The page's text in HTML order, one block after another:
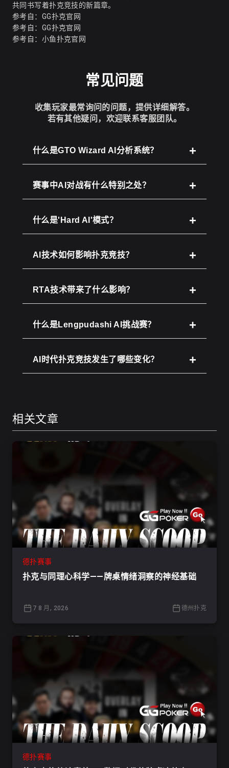
共同书写着扑克竞技的新篇章。
参考自： GG扑克官网
参考自： GG扑克官网
参考自： 小鱼扑克官网
常见问题
收集玩家最常询问的问题，提供详细解答。
若有其他疑问，欢迎联系客服团队。
什么是GTO Wizard AI分析系统？
赛事中AI对战有什么特别之处？
什么是'Hard AI'模式？
AI技术如何影响扑克竞技？
RTA技术带来了什么影响？
什么是Lengpudashi AI挑战赛？
AI时代扑克竞技发生了哪些变化？
相关文章
德扑赛事
扑克与同理心科学——牌桌情绪洞察的神经基础
7 8 月, 2026 德州扑克
德扑赛事